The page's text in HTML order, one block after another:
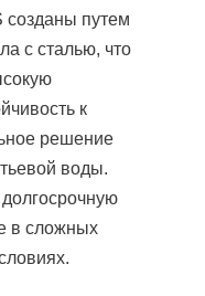
созданы путем
с сталью, что
к
решение
воды.
в сложных